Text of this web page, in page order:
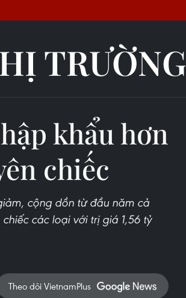
TRƯỜNG
khẩu hơn
chiếc
cộng dồn từ đầu năm cả
các loại với trị giá 1,56 tỷ
Theo dõi VietnamPlus